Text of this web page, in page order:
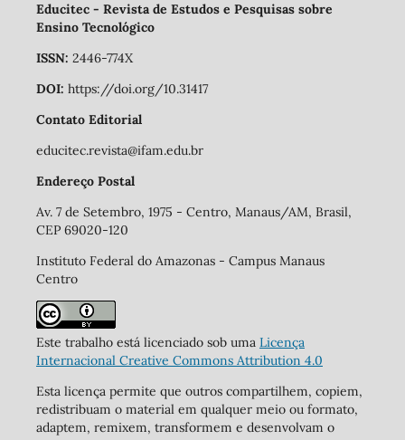
Educitec - Revista de Estudos e Pesquisas sobre
Ensino Tecnológico
ISSN: 2446-774X
DOI: https://doi.org/10.31417
Contato Editorial
educitec.revista@ifam.edu.br
Endereço Postal
Av. 7 de Setembro, 1975 - Centro, Manaus/AM, Brasil,
CEP 69020-120
Instituto Federal do Amazonas - Campus Manaus
Centro
Este trabalho está licenciado sob uma Licença
Internacional Creative Commons Attribution 4.0
Esta licença permite que outros compartilhem, copiem,
redistribuam o material em qualquer meio ou formato,
adaptem, remixem, transformem e desenvolvam o